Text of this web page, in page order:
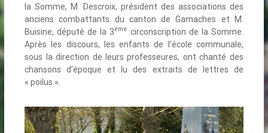
la Somme, M. Descroix, président des associations des
anciens combattants du canton de Gamaches et M.
Buisine, député de la 3ème circonscription de la Somme.
Après les discours, les enfants de l’école communale,
sous la direction de leurs professeures, ont chanté des
chansons d’époque et lu des extraits de lettres de
« poilus ».